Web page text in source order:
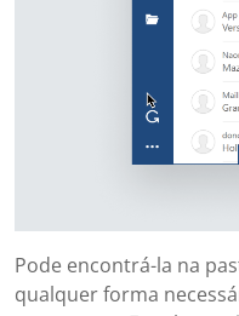
Pode encontrá-la na
qualquer forma